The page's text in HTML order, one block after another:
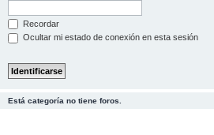
Recordar
Ocultar mi estado de conexión en esta sesión
Está categoría no tiene foros.